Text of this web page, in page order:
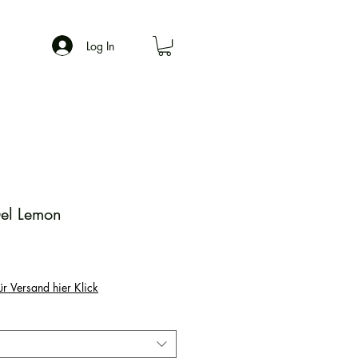
Log In
Lemon
Versand hier Klick